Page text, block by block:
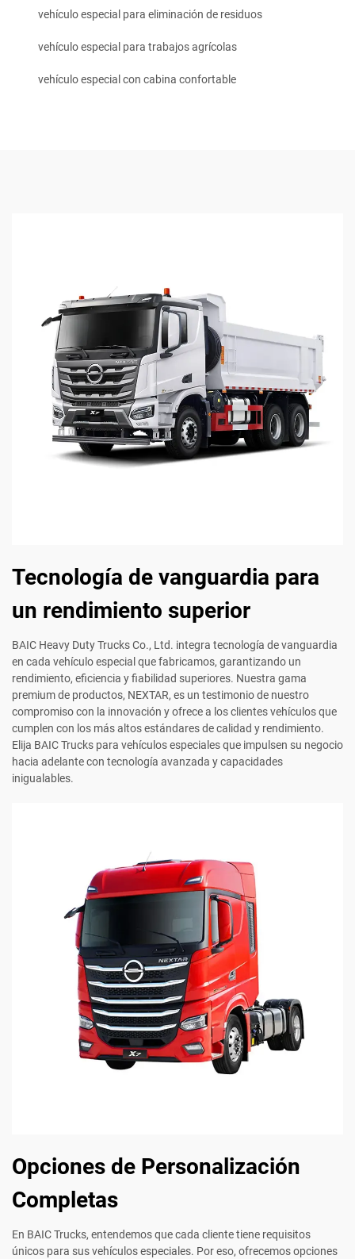
vehículo especial para eliminación de residuos
vehículo especial para trabajos agrícolas
vehículo especial con cabina confortable
Tecnología de vanguardia para
un rendimiento superior
BAIC Heavy Duty Trucks Co., Ltd. integra tecnología de vanguardia
en cada vehículo especial que fabricamos, garantizando un
rendimiento, eficiencia y fiabilidad superiores. Nuestra gama
premium de productos, NEXTAR, es un testimonio de nuestro
compromiso con la innovación y ofrece a los clientes vehículos que
cumplen con los más altos estándares de calidad y rendimiento.
Elija BAIC Trucks para vehículos especiales que impulsen su negocio
hacia adelante con tecnología avanzada y capacidades
inigualables.
Opciones de Personalización
Completas
En BAIC Trucks, entendemos que cada cliente tiene requisitos
únicos para sus vehículos especiales. Por eso, ofrecemos opciones